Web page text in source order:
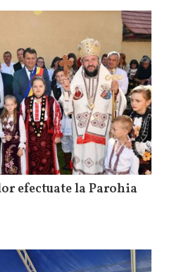
efectuate la Parohia